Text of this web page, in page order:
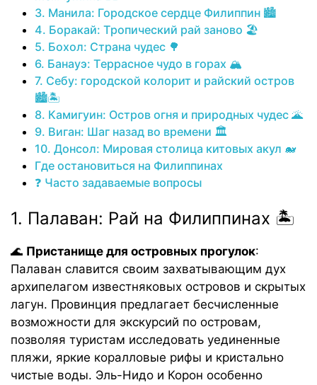
3. Манила: Городское сердце Филиппин 🏙️
4. Боракай: Тропический рай заново 🏖️
5. Бохол: Страна чудес 🌳
6. Банауэ: Террасное чудо в горах 🏔️
7. Себу: городской колорит и райский остров
🏙️🏝️
8. Камигуин: Остров огня и природных чудес 🌋
9. Виган: Шаг назад во времени 🏛️
10. Донсол: Мировая столица китовых акул 🐋
Где остановиться на Филиппинах
❓ Часто задаваемые вопросы
1. Палаван: Рай на Филиппинах 🏝️
🌊 Пристанище для островных прогулок:
Палаван славится своим захватывающим дух
архипелагом известняковых островов и скрытых
лагун. Провинция предлагает бесчисленные
возможности для экскурсий по островам,
позволяя туристам исследовать уединенные
пляжи, яркие коралловые рифы и кристально
чистые воды. Эль-Нидо и Корон особенно